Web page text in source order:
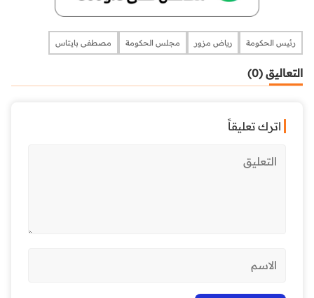
رئيس الحكومة رياض مزور مجلس الحكومة مصطفى بايتاس
التعاليق (0)
اترك تعليقاً